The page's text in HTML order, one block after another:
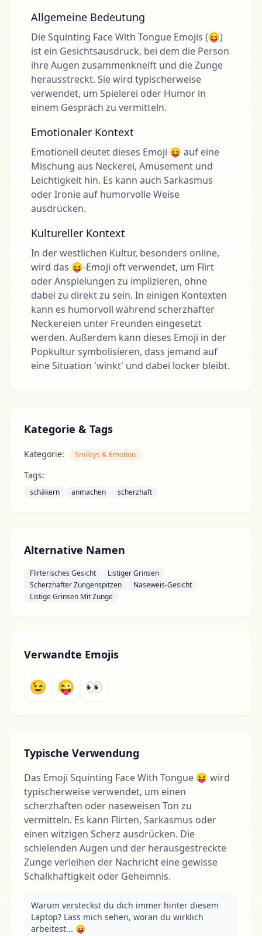
Allgemeine Bedeutung
Die Squinting Face With Tongue Emojis (😝)
ist ein Gesichtsausdruck, bei dem die Person
ihre Augen zusammenkneift und die Zunge
herausstreckt. Sie wird typischerweise
verwendet, um Spielerei oder Humor in
einem Gespräch zu vermitteln.
Emotionaler Kontext
Emotionell deutet dieses Emoji 😝 auf eine
Mischung aus Neckerei, Amüsement und
Leichtigkeit hin. Es kann auch Sarkasmus
oder Ironie auf humorvolle Weise
ausdrücken.
Kultureller Kontext
In der westlichen Kultur, besonders online,
wird das 😝-Emoji oft verwendet, um Flirt
oder Anspielungen zu implizieren, ohne
dabei zu direkt zu sein. In einigen Kontexten
kann es humorvoll während scherzhafter
Neckereien unter Freunden eingesetzt
werden. Außerdem kann dieses Emoji in der
Popkultur symbolisieren, dass jemand auf
eine Situation 'winkt' und dabei locker bleibt.
Kategorie & Tags
Kategorie: Smileys & Emotion
Tags:
schäkern anmachen scherzhaft
Alternative Namen
Flirterisches Gesicht
Listiger Grinsen
Scherzhafter Zungenspitzen
Naseweis-Gesicht
Listige Grinsen Mit Zunge
Verwandte Emojis
😉 😜 👀
Typische Verwendung
Das Emoji Squinting Face With Tongue 😝 wird
typischerweise verwendet, um einen
scherzhaften oder naseweisen Ton zu
vermitteln. Es kann Flirten, Sarkasmus oder
einen witzigen Scherz ausdrücken. Die
schielenden Augen und der herausgestreckte
Zunge verleihen der Nachricht eine gewisse
Schalkhaftigkeit oder Geheimnis.
Warum versteckst du dich immer hinter diesem
Laptop? Lass mich sehen, woran du wirklich
arbeitest... 😝